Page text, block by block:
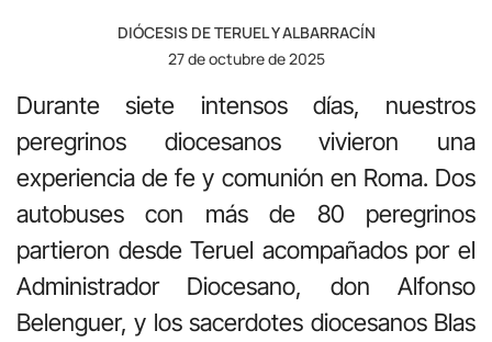
DIÓCESIS DE TERUEL Y ALBARRACÍN
27 de octubre de 2025
Durante siete intensos días, nuestros
peregrinos diocesanos vivieron una
experiencia de fe y comunión en Roma. Dos
autobuses con más de 80 peregrinos
partieron desde Teruel acompañados por el
Administrador Diocesano, don Alfonso
Belenguer, y los sacerdotes diocesanos Blas